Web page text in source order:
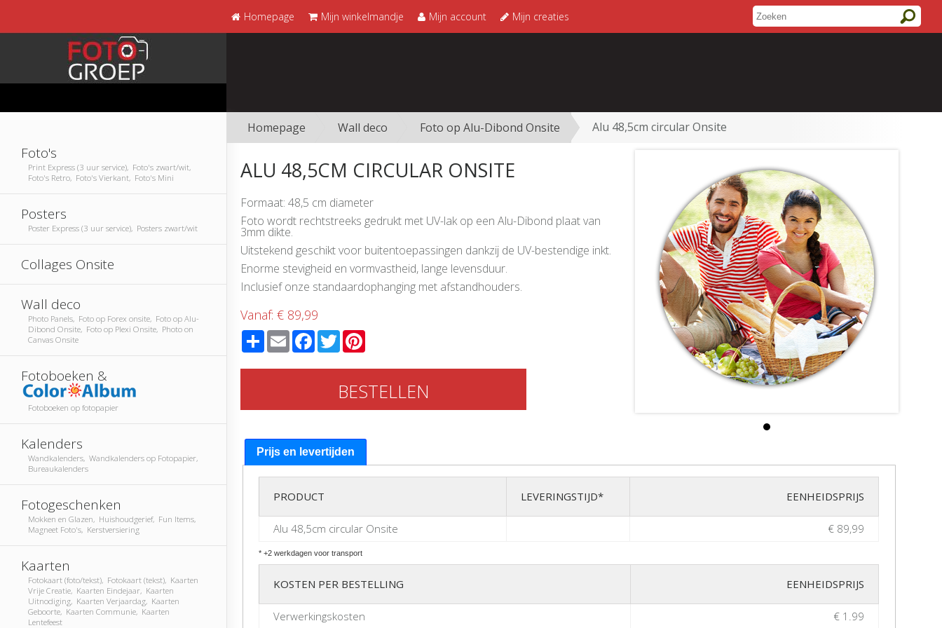
Homepage Mijn winkelmandje Mijn account Mijn creaties
Foto's
Print Express (3 uur service), Foto's zwart/wit,
Foto's Retro, Foto's Vierkant, Foto's Mini
Posters
Poster Express (3 uur service), Posters zwart/wit
Collages Onsite
Wall deco
Photo Panels, Foto op Forex onsite, Foto op Alu-
Dibond Onsite, Foto op Plexi Onsite, Photo on
Canvas Onsite
Fotoboeken &
Fotoboeken op fotopapier
Kalenders
Wandkalenders, Wandkalenders op Fotopapier,
Bureaukalenders
Fotogeschenken
Mokken en Glazen, Huishoudgerief, Fun Items,
Magneet Foto's, Kerstversiering
Kaarten
Fotokaart (foto/tekst), Fotokaart (tekst), Kaarten
Vrije Creatie, Kaarten Eindejaar, Kaarten
Uitnodiging, Kaarten Verjaardag, Kaarten
Geboorte, Kaarten Communie, Kaarten
Lentefeest
Homepage Wall deco Foto op Alu-Dibond Onsite Alu 48,5cm circular Onsite
ALU 48,5CM CIRCULAR ONSITE
Formaat: 48,5 cm diameter
Foto wordt rechtstreeks gedrukt met UV-lak op een Alu-Dibond plaat van
3mm dikte.
Uitstekend geschikt voor buitentoepassingen dankzij de UV-bestendige inkt.
Enorme stevigheid en vormvastheid, lange levensduur.
Inclusief onze standaardophanging met afstandhouders.
Vanaf: € 89,99
ShareEmailFacebook
TwitterPinterest
BESTELLEN
Prijs en levertijden
PRODUCT LEVERINGSTIJD* EENHEIDSPRIJS
Alu 48,5cm circular Onsite € 89,99
* +2 werkdagen voor transport
KOSTEN PER BESTELLING EENHEIDSPRIJS
Verwerkingskosten € 1.99